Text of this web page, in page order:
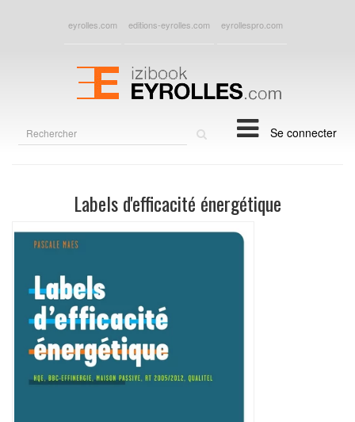
eyrolles.com editions-eyrolles.com eyrollespro.com
Se connecter
Labels d'efficacité énergétique